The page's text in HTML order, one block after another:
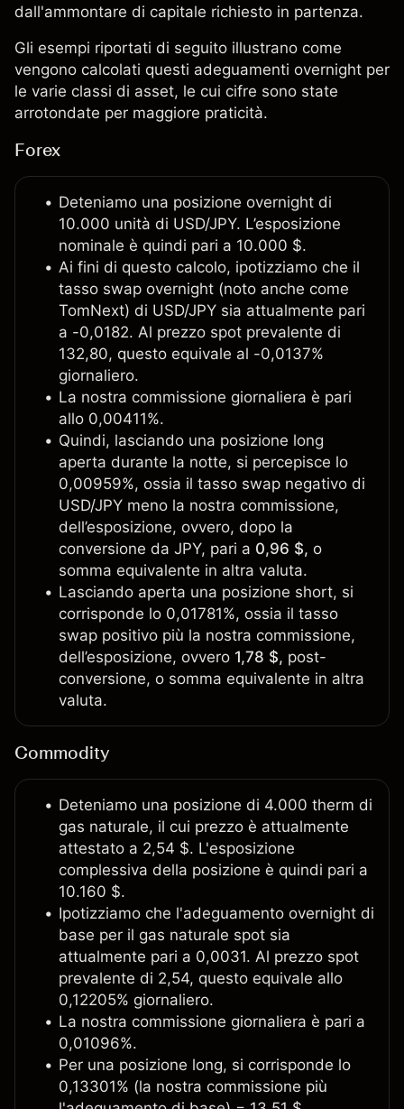
dall'ammontare di capitale richiesto in partenza.
Gli esempi riportati di seguito illustrano come
vengono calcolati questi adeguamenti overnight per
le varie classi di asset, le cui cifre sono state
arrotondate per maggiore praticità.
Forex
Deteniamo una posizione overnight di
10.000 unità di USD/JPY. L’esposizione
nominale è quindi pari a 10.000 $.
Ai fini di questo calcolo, ipotizziamo che il
tasso swap overnight (noto anche come
TomNext) di USD/JPY sia attualmente pari
a -0,0182. Al prezzo spot prevalente di
132,80, questo equivale al -0,0137%
giornaliero.
La nostra commissione giornaliera è pari
allo 0,00411%.
Quindi, lasciando una posizione long
aperta durante la notte, si percepisce lo
0,00959%, ossia il tasso swap negativo di
USD/JPY meno la nostra commissione,
dell’esposizione, ovvero, dopo la
conversione da JPY, pari a 0,96 $, o
somma equivalente in altra valuta.
Lasciando aperta una posizione short, si
corrisponde lo 0,01781%, ossia il tasso
swap positivo più la nostra commissione,
dell’esposizione, ovvero 1,78 $, post-
conversione, o somma equivalente in altra
valuta.
Commodity
Deteniamo una posizione di 4.000 therm di
gas naturale, il cui prezzo è attualmente
attestato a 2,54 $. L'esposizione
complessiva della posizione è quindi pari a
10.160 $.
Ipotizziamo che l'adeguamento overnight di
base per il gas naturale spot sia
attualmente pari a 0,0031. Al prezzo spot
prevalente di 2,54, questo equivale allo
0,12205% giornaliero.
La nostra commissione giornaliera è pari a
0,01096%.
Per una posizione long, si corrisponde lo
0,13301% (la nostra commissione più